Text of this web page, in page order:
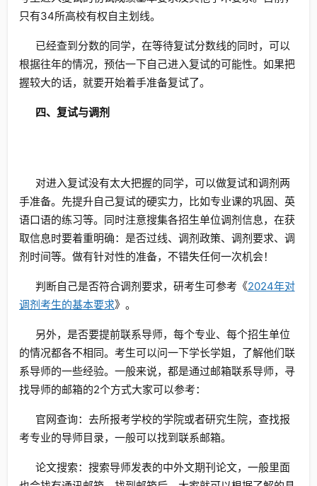
只有34所高校有权自主划线。
已经查到分数的同学，在等待复试分数线的同时，可以
根据往年的情况，预估一下自己进入复试的可能性。如果把
握较大的话，就要开始着手准备复试了。
四、复试与调剂
对进入复试没有太大把握的同学，可以做复试和调剂两
手准备。先提升自己复试的硬实力，比如专业课的巩固、英
语口语的练习等。同时注意搜集各招生单位调剂信息，在获
取信息时要着重明确：是否过线、调剂政策、调剂要求、调
剂时间等。做有针对性的准备，不错失任何一次机会！
判断自己是否符合调剂要求，研考生可参考《2024年对
调剂考生的基本要求》。
另外，是否要提前联系导师，每个专业、每个招生单位
的情况都各不相同。考生可以问一下学长学姐，了解他们联
系导师的一些经验。一般来说，都是通过邮箱联系导师，寻
找导师的邮箱的2个方式大家可以参考：
官网查询：去所报考学校的学院或者研究生院，查找报
考专业的导师目录，一般可以找到联系邮箱。
论文搜索：搜索导师发表的中外文期刊论文，一般里面